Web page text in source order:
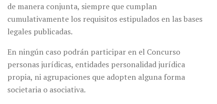
de manera conjunta, siempre que cumplan
cumulativamente los requisitos estipulados en las bases
legales publicadas.
En ningún caso podrán participar en el Concurso
personas jurídicas, entidades personalidad jurídica
propia, ni agrupaciones que adopten alguna forma
societaria o asociativa.